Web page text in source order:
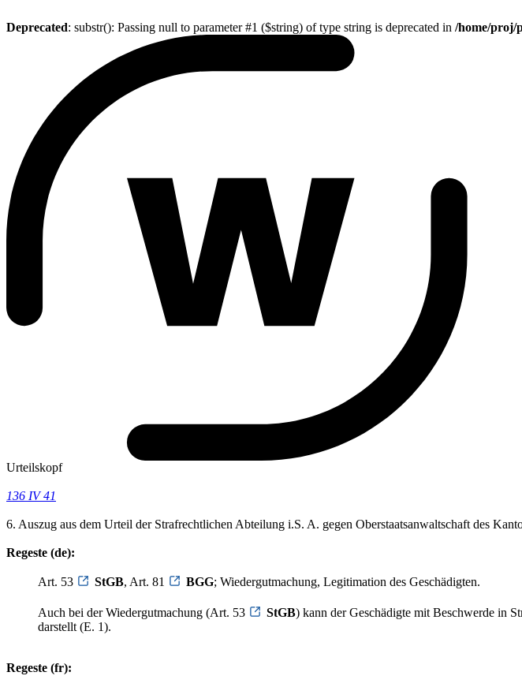
Deprecated: substr(): Passing null to parameter #1 ($string) of type string is deprecated in /home/proj/
Urteilskopf
136 IV 41
6. Auszug aus dem Urteil der Strafrechtlichen Abteilung i.S. A. gegen Oberstaatsanwaltschaft des
Regeste (de):
Art. 53 StGB, Art. 81 BGG; Wiedergutmachung, Legitimation des Geschädigten.
Auch bei der Wiedergutmachung (Art. 53 StGB) kann der Geschädigte mit Beschwerde in
darstellt (E. 1).
Regeste (fr):